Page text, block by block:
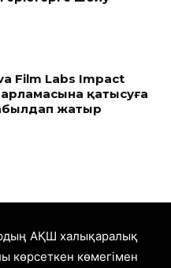
Film Labs Impact
қатысуға
жатыр
АҚШ халықаралық
көрсеткен көмегімен